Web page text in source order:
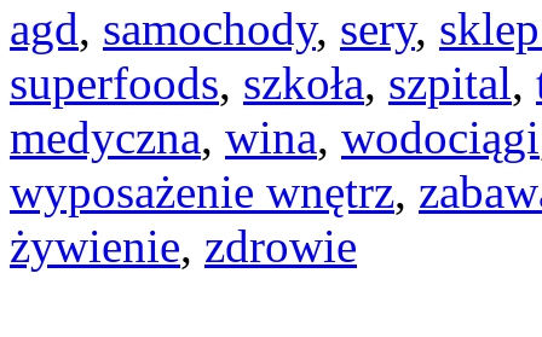
agd, samochody, sery,
superfoods, szkoła, szpital,
medyczna, wina, wodociągi
wyposażenie wnętrz,
żywienie, zdrowie